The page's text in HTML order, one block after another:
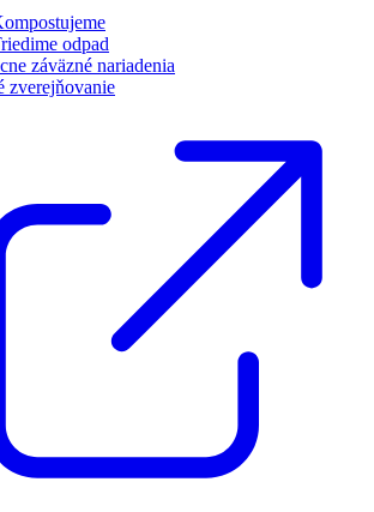
odpad
záväzné nariadenia
zverejňovanie